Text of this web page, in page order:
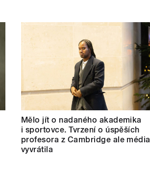
Mělo jít o nadaného akademika
i sportovce. Tvrzení o úspěších
profesora z Cambridge ale média
vyvrátila